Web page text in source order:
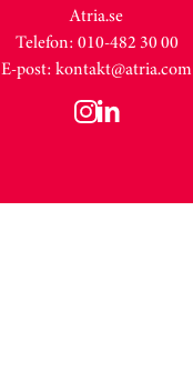
Atria.se
Telefon: 010-482 30 00
E-post: kontakt@atria.com